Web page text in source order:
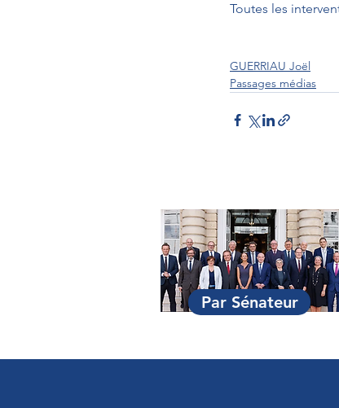
Toutes les
GUERRIAU Joël
Passages médias
Par Sénateur